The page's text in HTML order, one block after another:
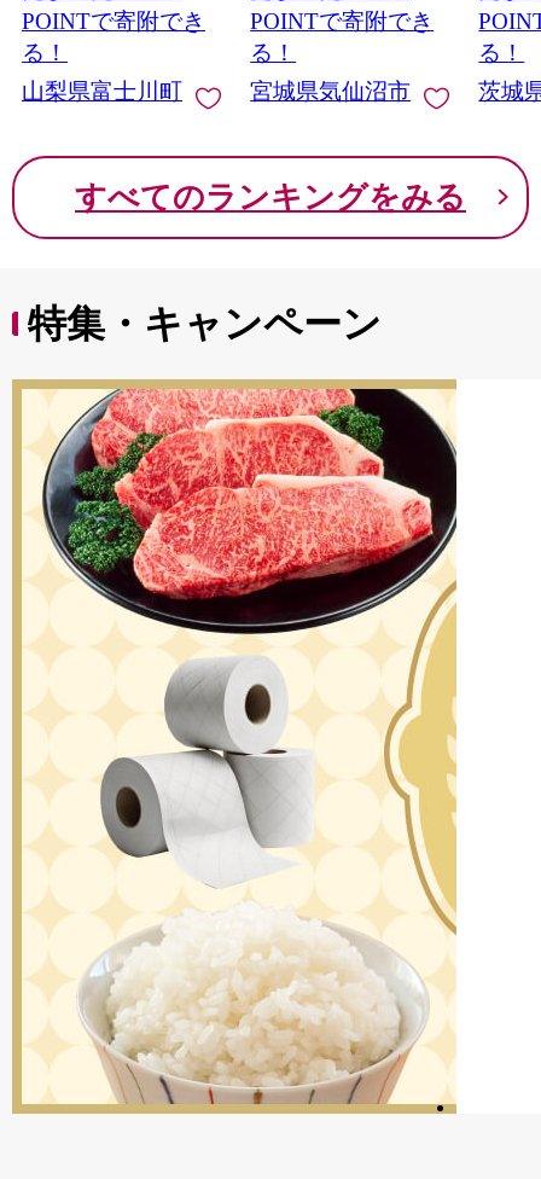
房） フルーツ 山梨県
産 果物 くだもの シャ
イン マスカット ぶど
う ブドウ 葡萄 大粒 種
9000円 九千円
POINTで寄附でき
る！
山梨県富士川町
当 支援 サーモン 銀鮭
切り身 魚 わけあり
POINTで寄附でき
る！
宮城県気仙沼市
茨城
と納
る！
茨城
すべてのランキングをみる
特集・キャンペーン